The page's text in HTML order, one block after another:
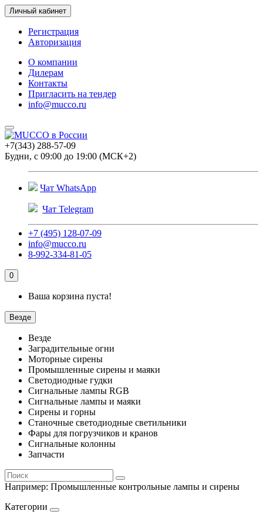
Личный кабинет
Регистрация
Авторизация
О компании
Дилерам
Контакты
Пригласить на тендер
info@mucco.ru
+7(343) 288-57-09
Будни, с 09:00 до 19:00 (МСК+2)
Чат WhatsApp
Чат Telegram
+7 (495) 128-07-09
info@mucco.ru
8-992-334-81-05
0
Ваша корзина пуста!
Везде
Везде
Заградительные огни
Моторные сирены
Промышленные сирены и маяки
Светодиодные гудки
Сигнальные лампы RGB
Сигнальные лампы и маяки
Сирены и горны
Станочные светодиодные светильники
Фары для погрузчиков и кранов
Сигнальные колонны
Запчасти
Например: Промышленные контрольные лампы и сирены
Категории